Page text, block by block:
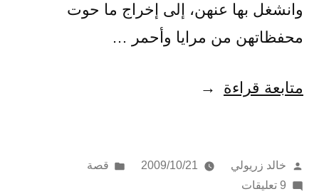
وانشغل بها عنهن، إلى إخراج ما حوت
محفظاتهن من مرايا وأحمر …
متابعة قراءة “حتى
أن
تمّ
النشر
خالد زريولي 2009/10/21
نُشر
قصة
9 تعليقات
على